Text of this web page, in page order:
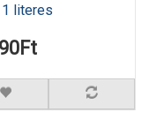
1 literes